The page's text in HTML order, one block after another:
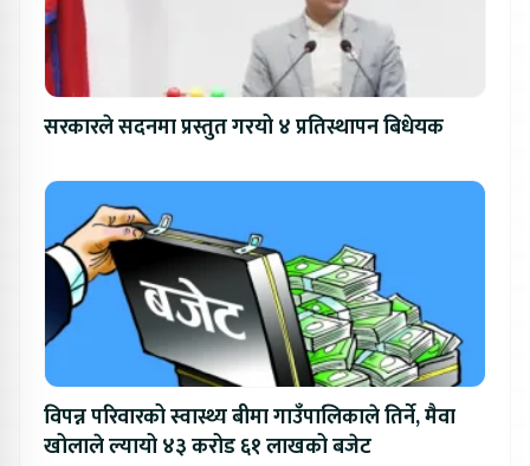
सरकारले सदनमा प्रस्तुत गरयो ४ प्रतिस्थापन बिधेयक
विपन्न परिवारको स्वास्थ्य बीमा गाउँपालिकाले तिर्ने, मैवा
खोलाले ल्यायो ४३ करोड ६१ लाखको बजेट